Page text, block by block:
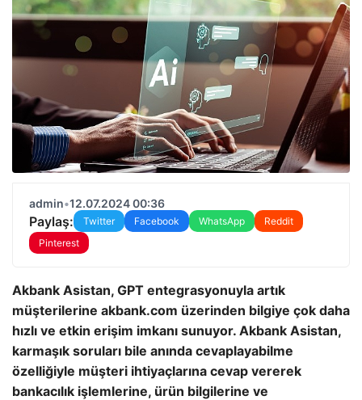
admin•12.07.2024 00:36
Paylaş: Twitter Facebook WhatsApp
Reddit
Pinterest
Akbank Asistan, GPT entegrasyonuyla artık
müşterilerine akbank.com üzerinden bilgiye çok daha
hızlı ve etkin erişim imkanı sunuyor. Akbank Asistan,
karmaşık soruları bile anında cevaplayabilme
özelliğiyle müşteri ihtiyaçlarına cevap vererek
bankacılık işlemlerine, ürün bilgilerine ve